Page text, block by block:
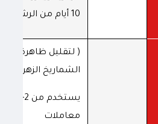
10 أيام من الرشة الأولي
( لتقليل ظاهرة تكتل
الشماريخ الزهرية )
معاملات